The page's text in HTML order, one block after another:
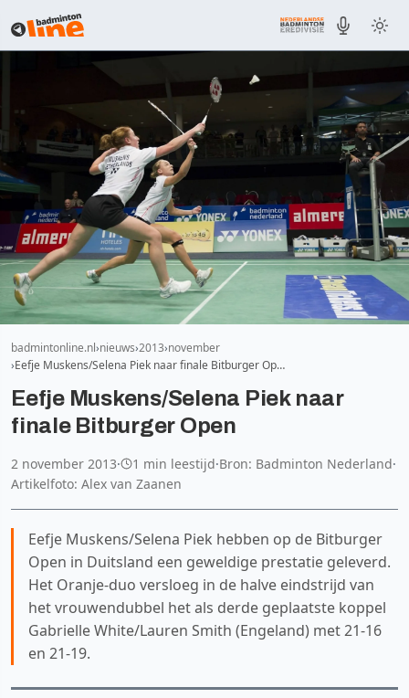
badmintonline.nl nieuws 2013 november
Eefje Muskens/Selena Piek naar finale Bitburger Op…
Eefje Muskens/Selena Piek naar
finale Bitburger Open
2 november 2013· 1 min leestijd·Bron: Badminton Nederland·
Artikelfoto: Alex van Zaanen
Eefje Muskens/Selena Piek hebben op de Bitburger
Open in Duitsland een geweldige prestatie geleverd.
Het Oranje-duo versloeg in de halve eindstrijd van
het vrouwendubbel het als derde geplaatste koppel
Gabrielle White/Lauren Smith (Engeland) met 21-16
en 21-19.